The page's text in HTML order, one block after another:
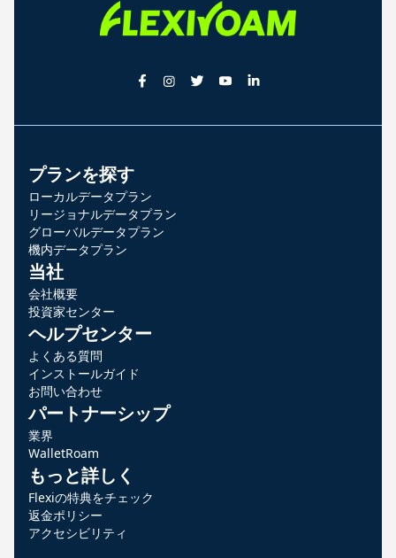
プランを探す
ローカルデータプラン
リージョナルデータプラン
グローバルデータプラン
機内データプラン
当社
会社概要
投資家センター
ヘルプセンター
よくある質問
インストールガイド
お問い合わせ
パートナーシップ
業界
WalletRoam
もっと詳しく
Flexiの特典をチェック
返金ポリシー
アクセシビリティ